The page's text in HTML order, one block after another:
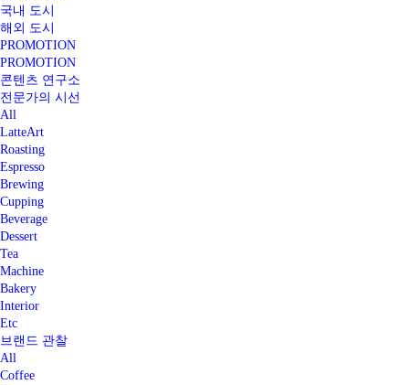
국내 도시
해외 도시
PROMOTION
PROMOTION
콘텐츠 연구소
전문가의 시선
All
LatteArt
Roasting
Espresso
Brewing
Cupping
Beverage
Dessert
Tea
Machine
Bakery
Interior
Etc
브랜드 관찰
All
Coffee